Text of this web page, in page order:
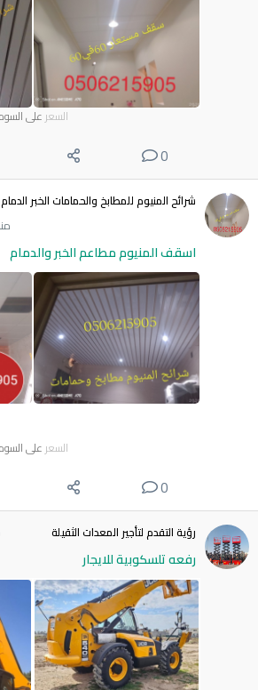
السعر على
0
شرائح المنيوم للمطابخ والحمامات الخبر الدمام
منذ 5
اسقف المنيوم مطاعم الخبر والدمام
السعر على
0
رؤية التقدم لتأجير المعدات الثقيلة
رفعه تلسكوبية للايجار